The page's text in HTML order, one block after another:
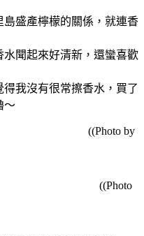
盛產檸檬的關係，就連香
聞起來好清新，還蠻喜歡
我沒有很常擦香水，買了
～
by